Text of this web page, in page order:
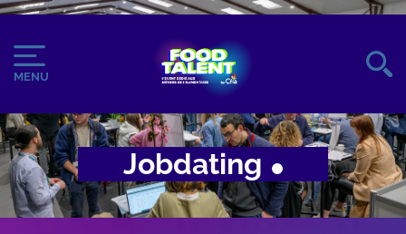
Aller
contenu
principal
MENU
Jobdating